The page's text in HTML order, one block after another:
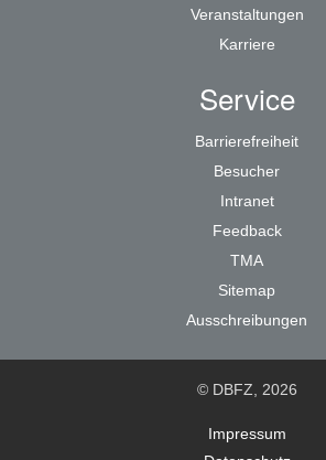
Veranstaltungen
Karriere
Service
Barrierefreiheit
Besucher
Intranet
Feedback
TMA
Sitemap
Ausschreibungen
© DBFZ, 2026
Impressum